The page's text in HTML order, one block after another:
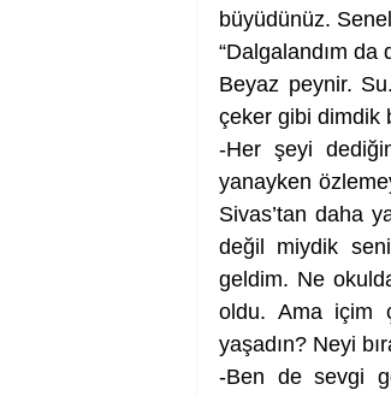
büyüdünüz.
“Dalgalandım da
Beyaz peynir.
çeker gibi dimdik
-Her şeyi
yanayken
Sivas’tan daha
değil miydik
geldim. Ne
oldu. Ama içim
yaşadın? Neyi
-Ben de sevgi